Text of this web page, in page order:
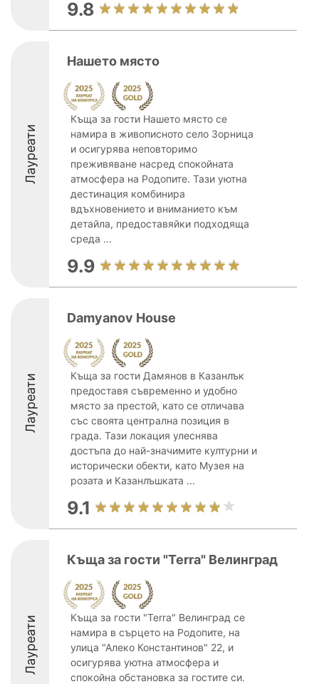
9.8
Лауреати
Нашето място
Къща за гости Нашето място се
намира в живописното село Зорница
и осигурява неповторимо
преживяване насред спокойната
атмосфера на Родопите. Тази уютна
дестинация комбинира
вдъхновението и вниманието към
детайла, предоставяйки подходяща
среда ...
9.9
Лауреати
Damyanov House
Къща за гости Дамянов в Казанлък
предоставя съвременно и удобно
място за престой, като се отличава
със своята централна позиция в
града. Тази локация улеснява
достъпа до най-значимите културни и
исторически обекти, като Музея на
розата и Казанлъшката ...
9.1
Лауреати
Къща за гости "Terra" Велинград
Къща за гости "Terra" Велинград се
намира в сърцето на Родопите, на
улица "Алеко Константинов" 22, и
осигурява уютна атмосфера и
спокойна обстановка за гостите си.